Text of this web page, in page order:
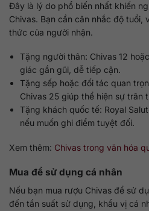
Đây là lý do phổ biến nhất khiến
Chivas. Bạn cần cân nhắc độ tuổi,
thức của người nhận.
Tặng người thân: Chivas 12
giác gần gũi, dễ tiếp cận.
Tặng sếp hoặc đối tác quan
Chivas 25 giúp thể hiện sự trân
Tặng khách quốc tế: Royal
nếu muốn ghi điểm tuyệt đối.
Xem thêm: Chivas trong văn hóa
Mua để sử dụng cá nhân
Nếu bạn mua rượu Chivas để sử
đến tần suất sử dụng, khẩu vị cá